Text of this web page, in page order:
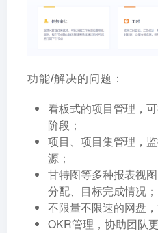
功能/解决的问题：
看板式的项目管理，
阶段；
项目、项目集管理，
源；
甘特图等多种报表视
分配、目标完成情况；
不限量不限速的网盘
OKR管理，协助团队